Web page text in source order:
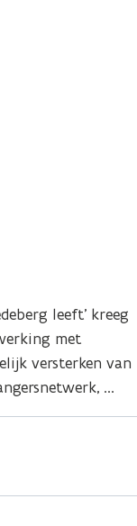
leeft’ kreeg
met
versterken van
...